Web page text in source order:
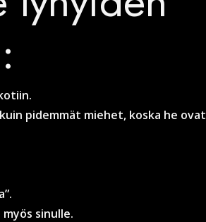
pidemmät miehet, koska he ovat
sinulle.